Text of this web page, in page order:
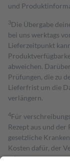
und
3Die Übergabe
bei uns werktags
Lieferzeitpunkt
abweichen.
Prüfungen, die zu
Lieferfrist um die
verlängern.
4Für
Rezept aus und
gesetzliche
Kosten dafür, der
mit.